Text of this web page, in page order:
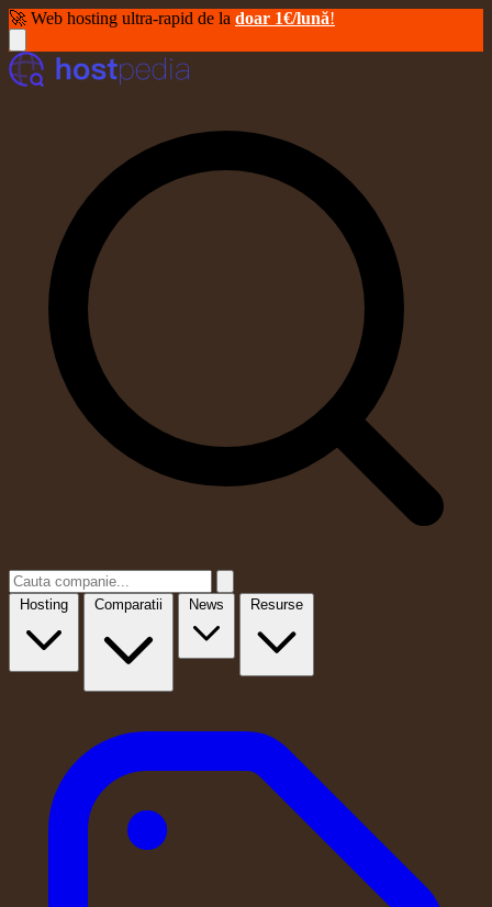
🚀 Web hosting ultra-rapid de la doar 1€/lună!
Hosting Comparatii News Resurse